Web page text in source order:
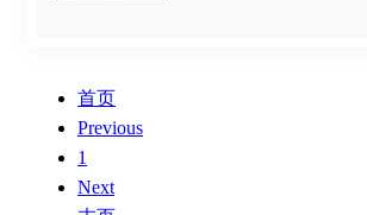
首页
Previous
1
Next